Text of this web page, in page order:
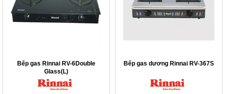
Bếp gas Rinnai RV-6Double
Glass(L)
Bếp gas dương Rinnai RV-367S